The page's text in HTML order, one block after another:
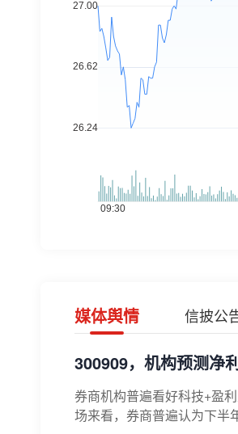
媒体舆情 信披公
300909，机构预测净
券商机构普遍看好科技+盈
场来看，券商普遍认为下半